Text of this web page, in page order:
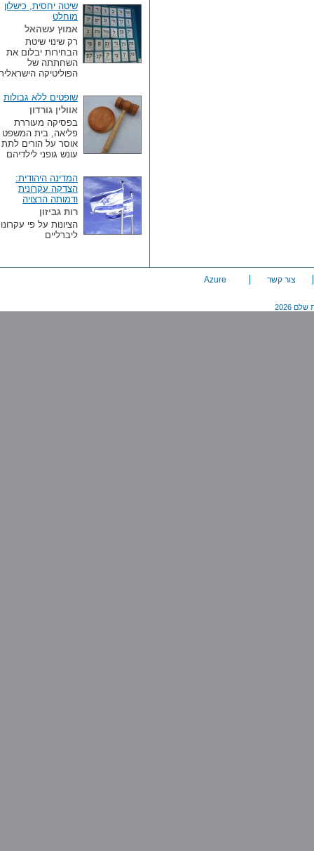
שיטה יחסית, כישלון
מוחלט
אמוץ עשהאל
רק שינוי שיטת
הבחירות יבלום את
השחתתה של
הפוליטיקה הישראלית
שופטים ללא גבולות
אוולין גורדון
בפסיקה מעוררת
פליאה, בית המשפט
אוסר על הורים לתת
עונש גופני לילדיהם
המדינה היהודית:
הצדקה עקרונית
ודמותה הרצויה
רות גביזון
הציונות על פי עקרונות
ליברליים
צור קשר Azure